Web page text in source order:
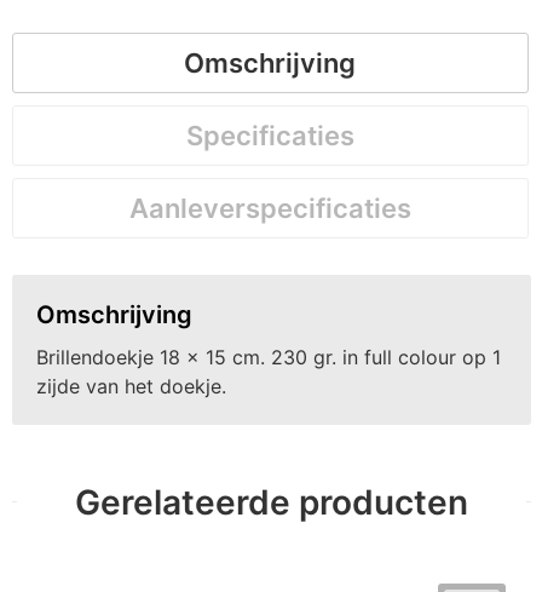
Omschrijving
Specificaties
Aanleverspecificaties
Omschrijving
Brillendoekje 18 x 15 cm. 230 gr. in full colour op 1
zijde van het doekje.
Gerelateerde producten